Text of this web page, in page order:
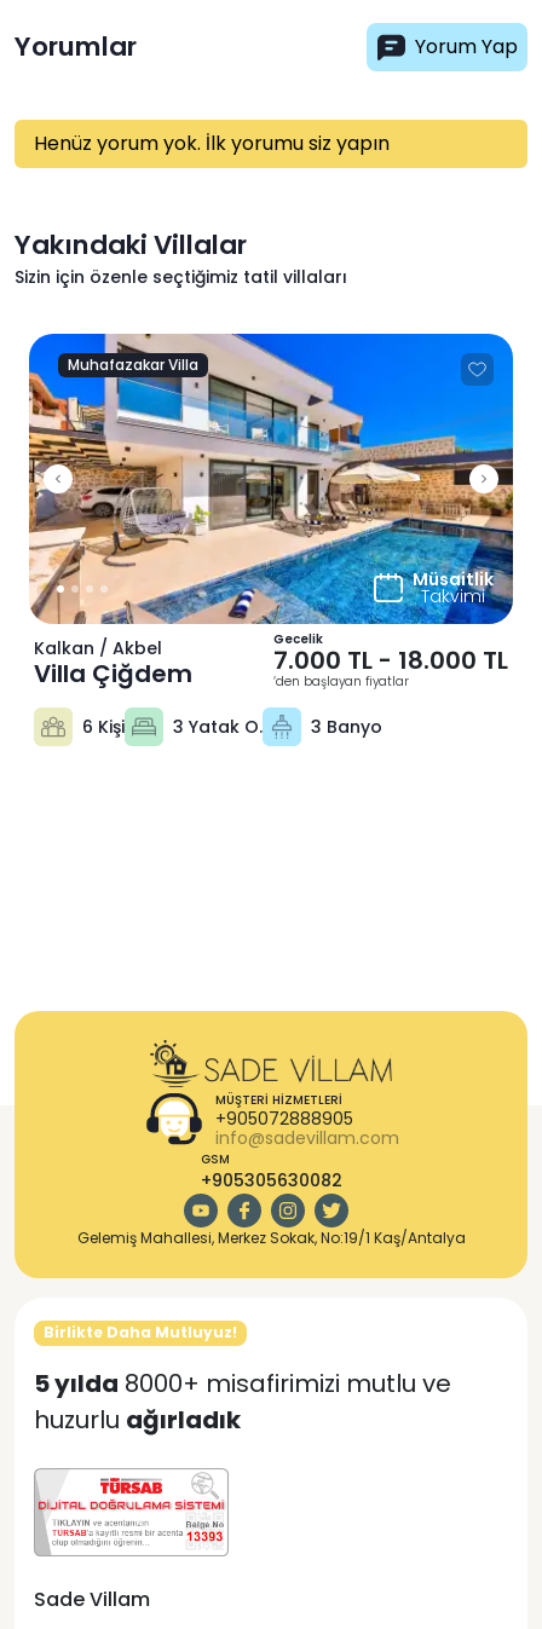
Yorumlar Yorum Yap
Henüz yorum yok. İlk yorumu siz yapın
Yakındaki Villalar
Sizin için özenle seçtiğimiz tatil villaları
Previous Next
Muhafazakar Villa
Müsaitlik
Takvimi
Kalkan / Akbel
Villa Çiğdem
Gecelik
7.000 TL - 18.000 TL
‘den başlayan fiyatlar
6 Kişi 3 Yatak O. 3 Banyo
MÜŞTERI HIZMETLERI
+905072888905
info@sadevillam.com
GSM
+905305630082
Gelemiş Mahallesi, Merkez Sokak, No:19/1 Kaş/Antalya
Birlikte Daha Mutluyuz!
5 yılda 8000+ misafirimizi mutlu ve
huzurlu ağırladık
Sade Villam